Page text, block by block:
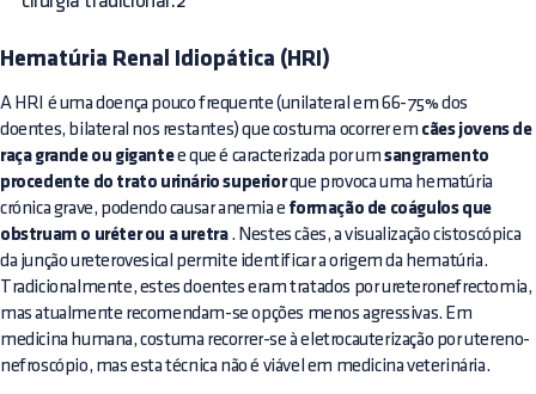
Hematúria Renal Idiopática (HRI)
A HRI é uma doença pouco frequente (unilateral em 66-75% dos
doentes, bilateral nos restantes) que costuma ocorrer em cães jovens de
raça grande ou gigantee que é caracterizada por umsangramento
procedente do trato urinário superiorque provoca uma hematúria
crónica grave, podendo causar anemia e formação de coágulos que
obstruam o uréter ou a uretra. Nestes cães, a visualização cistoscópica
da junção ureterovesical permite identificar a origem da hematúria.
Tradicionalmente, estes doentes eram tratados por ureteronefrectomia,
mas atualmente recomendam-se opções menos agressivas. Em
medicina humana, costuma recorrer-se à eletrocauterização por utereno-
nefroscópio, mas esta técnica não é viável em medicina veterinária.